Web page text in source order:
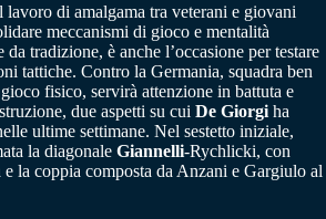
di amalgama tra veterani e giovani
meccanismi di gioco e mentalità
tradizione, è anche l’occasione per testare
tattiche. Contro la Germania, squadra ben
fisico, servirà attenzione in battuta e
due aspetti su cui De Giorgi ha
ultime settimane. Nel sestetto iniziale,
la diagonale Giannelli-Rychlicki, con
la coppia composta da Anzani e Gargiulo al